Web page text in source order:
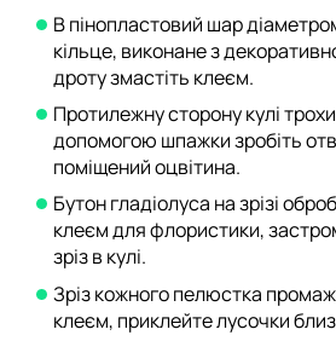
В пінопластовий шар
кільце, виконане з
дроту змастіть клеєм.
Протилежну сторону кулі
допомогою шпажки зробіть
поміщений оцвітина.
Бутон гладіолуса на зрізі
клеєм для флористики,
зріз в кулі.
Зріз кожного пелюстка
клеєм, приклейте лусочки